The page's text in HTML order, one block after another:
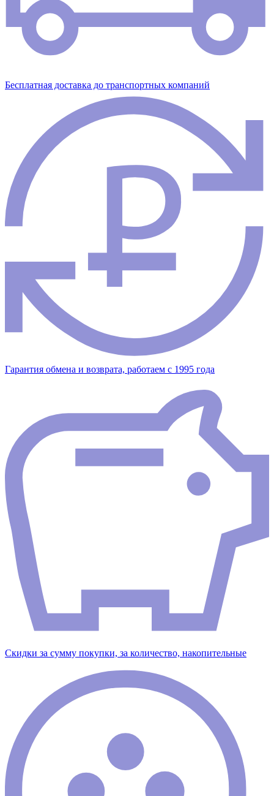
Бесплатная доставка до транспортных компаний
Гарантия обмена и возврата, работаем с 1995 года
Скидки за сумму покупки, за количество, накопительные